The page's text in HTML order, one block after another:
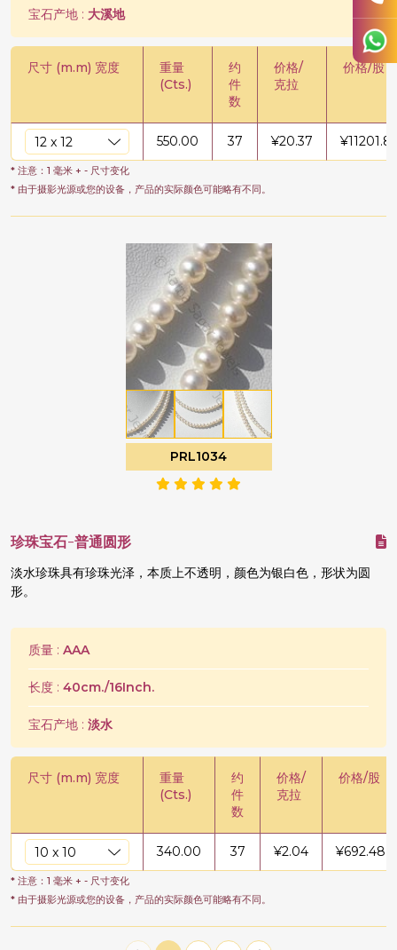
宝石产地 : 大溪地
尺寸 (m.m) 宽度
重量
(Cts.)
约
件
数
价格/
克拉
价格/股
550.00 37 ¥20.37 ¥11201.85
* 注意：1 毫米 + - 尺寸变化
* 由于摄影光源或您的设备，产品的实际颜色可能略有不同。
PRL1034
珍珠宝石-普通圆形
淡水珍珠具有珍珠光泽，本质上不透明，颜色为银白色，形状为圆
形。
质量 : AAA
长度 : 40cm./16Inch.
宝石产地 : 淡水
尺寸 (m.m) 宽度
重量
(Cts.)
约
件
数
价格/
克拉
价格/股
340.00 37 ¥2.04 ¥692.48
* 注意：1 毫米 + - 尺寸变化
* 由于摄影光源或您的设备，产品的实际颜色可能略有不同。